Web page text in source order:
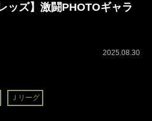
ッズ】激闘PHOTOギャラ
2025.08.30
Ｊリーグ